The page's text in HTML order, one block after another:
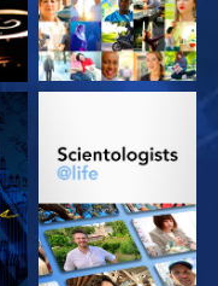
VERKEN DE SERIE